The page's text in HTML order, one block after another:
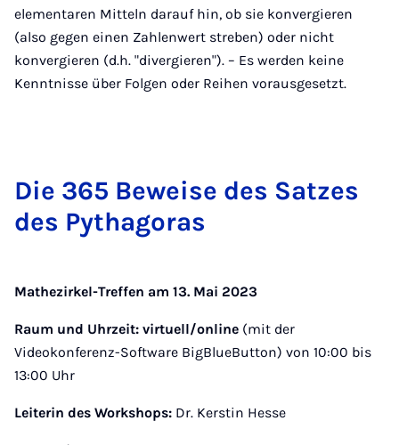
elementaren Mitteln darauf hin, ob sie konvergieren
(also gegen einen Zahlenwert streben) oder nicht
konvergieren (d.h. "divergieren"). – Es werden keine
Kenntnisse über Folgen oder Reihen vorausgesetzt.
Die 365 Be­weise des Satzes
des Py­thagoras
Mathezirkel-Treffen am 13. Mai 2023
Raum und Uhrzeit: virtuell/online (mit der
Videokonferenz-Software BigBlueButton) von 10:00 bis
13:00 Uhr
Leiterin des Workshops: Dr. Kerstin Hesse